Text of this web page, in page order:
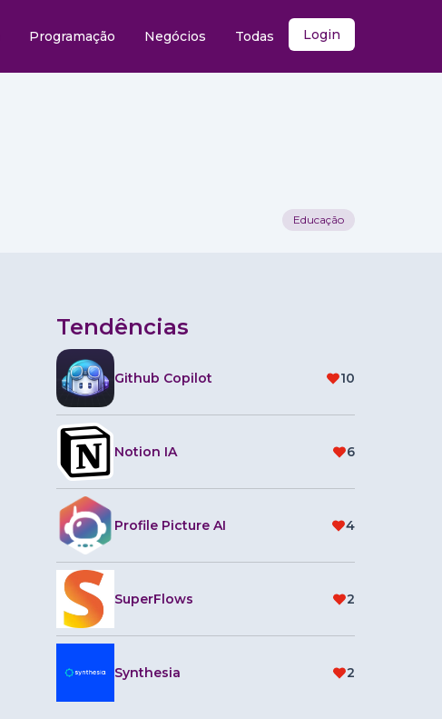
Programação Negócios Todas Login
Educação
Tendências
Github Copilot 10
Notion IA 6
Profile Picture AI 4
SuperFlows 2
Synthesia 2